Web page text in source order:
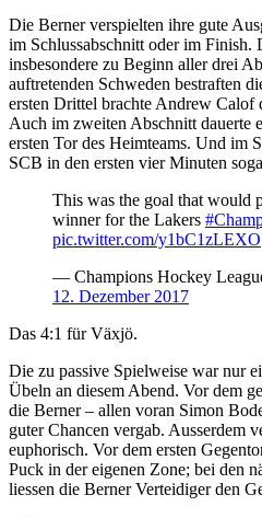
Die Berner verspielten ihre gute
im Schlussabschnitt oder im Finish.
insbesondere zu Beginn aller drei
auftretenden Schweden bestraften
ersten Drittel brachte Andrew
Auch im zweiten Abschnitt dauerte
ersten Tor des Heimteams. Und im
SCB in den ersten vier Minuten
This was the goal that would
winner for the Lakers
pic.twitter.com/y1bC1zLEXO
— Champions Hockey
12. Dezember 2017
Das 4:1 für Växjö.
Die zu passive Spielweise war nur
Übeln an diesem Abend. Vor dem
die Berner – allen voran Simon
guter Chancen vergab. Ausserdem
euphorisch. Vor dem ersten
Puck in der eigenen Zone; bei den
liessen die Berner Verteidiger den